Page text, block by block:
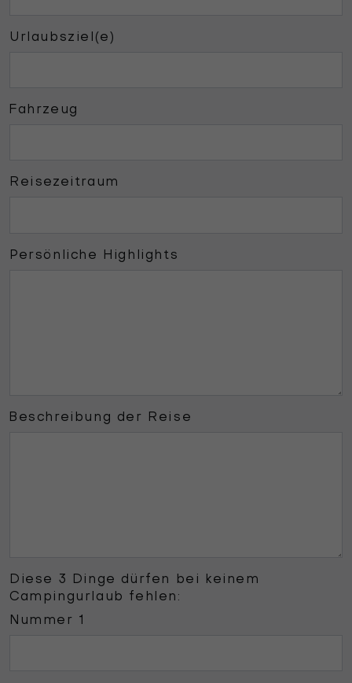
Urlaubsziel(e)
Fahrzeug
Reisezeitraum
Persönliche Highlights
Beschreibung der Reise
Diese 3 Dinge dürfen bei keinem
Campingurlaub fehlen:
Nummer 1